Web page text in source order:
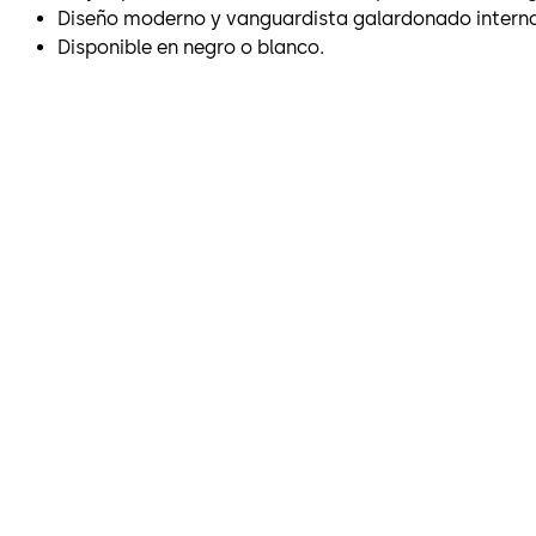
Diseño moderno y vanguardista galardonado
Disponible en negro o blanco.